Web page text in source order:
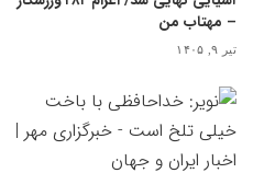
– مهتاب من
تیر ۹, ۱۴۰۵